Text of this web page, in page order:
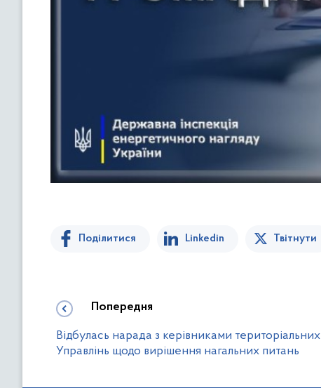
Поділитися Linkedin Твітнути
Попередня
Відбулась нарада з керівниками територіальних
Управлінь щодо вирішення нагальних питань